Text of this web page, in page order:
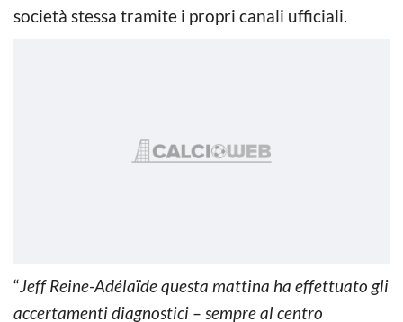
società stessa tramite i propri canali ufficiali.
“Jeff Reine-Adélaïde questa mattina ha effettuato gli
accertamenti diagnostici – sempre al centro